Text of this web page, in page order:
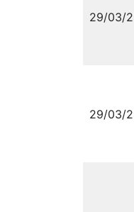
29/03/
29/03/